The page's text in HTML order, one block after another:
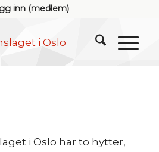
inn (medlem)
i Oslo har to hytter,